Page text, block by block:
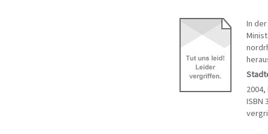
In
ISBN